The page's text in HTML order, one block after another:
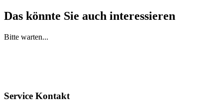
Das könnte Sie auch interessieren
Bitte warten...
Service Kontakt